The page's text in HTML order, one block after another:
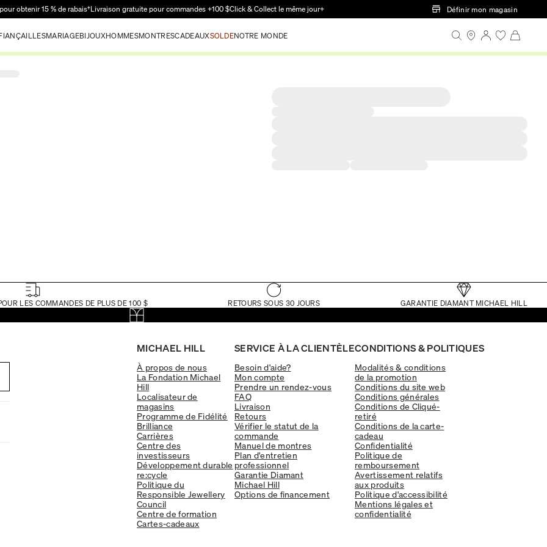
Passer au contenu principal
obtenir 15 % de rabais†Livraison gratuite pour commandes +100 $Click & Collect le même jour+ Définir mon magasin
MARIAGEBIJOUXHOMMESMONTRESCADEAUXSOLDENOTRE MONDE
LES COMMANDES DE PLUS DE 100 $ RETOURS SOUS 30 JOURS GARANTIE DIAMANT MICHAEL HILL
MICHAEL HILL
À propos de nous
La Fondation Michael
Hill
Localisateur de
magasins
Programme de Fidélité
Brilliance
Carrières
Centre des
investisseurs
Développement durable
re:cycle
Politique du
Responsible Jewellery
Council
Centre de formation
Cartes-cadeaux
SERVICE À LA CLIENTÈLE
Besoin d'aide?
Mon compte
Prendre un rendez-vous
FAQ
Livraison
Retours
Vérifier le statut de la
commande
Manuel de montres
Plan d'entretien
professionnel
Garantie Diamant
Michael Hill
Options de financement
CONDITIONS & POLITIQUES
Modalités & conditions
de la promotion
Conditions du site web
Conditions générales
Conditions de Cliqué-
retiré
Conditions de la carte-
cadeau
Confidentialité
Politique de
remboursement
Avertissement relatifs
aux produits
Politique d'accessibilité
Mentions légales et
confidentialité